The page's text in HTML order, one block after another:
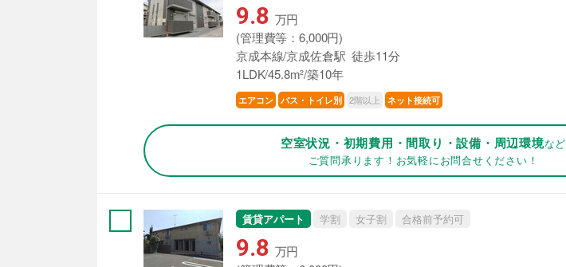
9.8 万円
(管理費等：6,000円)
京成本線/京成佐倉駅 徒歩11分
1LDK/45.8m²/築10年
エアコン バス・トイレ別 2階以上 ネット接続可
空室状況・初期費用・間取り・設備・周辺環境など
ご質問承ります！お気軽にお問合せください！
賃貸アパート 学割 女子割 合格前予約可
9.8 万円